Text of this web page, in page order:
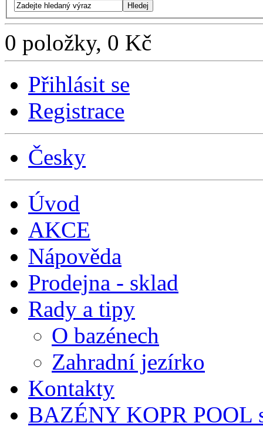
Hledej
0 položky, 0 Kč
Přihlásit se
Registrace
Česky
Úvod
AKCE
Nápověda
Prodejna - sklad
Rady a tipy
O bazénech
Zahradní jezírko
Kontakty
BAZÉNY KOPR POOL